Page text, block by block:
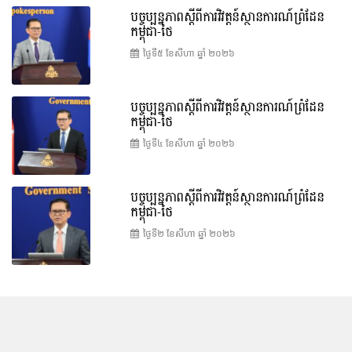
បច្ចុប្បន្នភាពស្ដីពីការវិវត្តន៍ស្ថានការណ៍ព្រំដែន
កម្ពុជា-ថៃ
ថ្ងៃទី៥ ខែ​សីហា ឆ្នាំ ២០២៦
បច្ចុប្បន្នភាពស្ដីពីការវិវត្តន៍ស្ថានការណ៍ព្រំដែន
កម្ពុជា-ថៃ
ថ្ងៃទី៤ ខែ​សីហា ឆ្នាំ ២០២៦
បច្ចុប្បន្នភាពស្ដីពីការវិវត្តន៍ស្ថានការណ៍ព្រំដែន
កម្ពុជា-ថៃ
ថ្ងៃទី២ ខែ​សីហា ឆ្នាំ ២០២៦